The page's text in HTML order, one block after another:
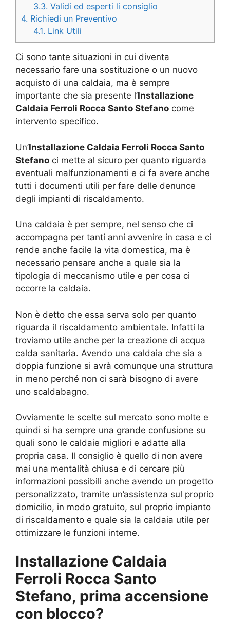
3.3. Validi ed esperti li consiglio
4. Richiedi un Preventivo
4.1. Link Utili
Ci sono tante situazioni in cui diventa
necessario fare una sostituzione o un nuovo
acquisto di una caldaia, ma è sempre
importante che sia presente l’Installazione
Caldaia Ferroli Rocca Santo Stefano come
intervento specifico.
Un’Installazione Caldaia Ferroli Rocca Santo
Stefano ci mette al sicuro per quanto riguarda
eventuali malfunzionamenti e ci fa avere anche
tutti i documenti utili per fare delle denunce
degli impianti di riscaldamento.
Una caldaia è per sempre, nel senso che ci
accompagna per tanti anni avvenire in casa e ci
rende anche facile la vita domestica, ma è
necessario pensare anche a quale sia la
tipologia di meccanismo utile e per cosa ci
occorre la caldaia.
Non è detto che essa serva solo per quanto
riguarda il riscaldamento ambientale. Infatti la
troviamo utile anche per la creazione di acqua
calda sanitaria. Avendo una caldaia che sia a
doppia funzione si avrà comunque una struttura
in meno perché non ci sarà bisogno di avere
uno scaldabagno.
Ovviamente le scelte sul mercato sono molte e
quindi si ha sempre una grande confusione su
quali sono le caldaie migliori e adatte alla
propria casa. Il consiglio è quello di non avere
mai una mentalità chiusa e di cercare più
informazioni possibili anche avendo un progetto
personalizzato, tramite un’assistenza sul proprio
domicilio, in modo gratuito, sul proprio impianto
di riscaldamento e quale sia la caldaia utile per
ottimizzare le funzioni interne.
Installazione Caldaia
Ferroli Rocca Santo
Stefano, prima accensione
con blocco?